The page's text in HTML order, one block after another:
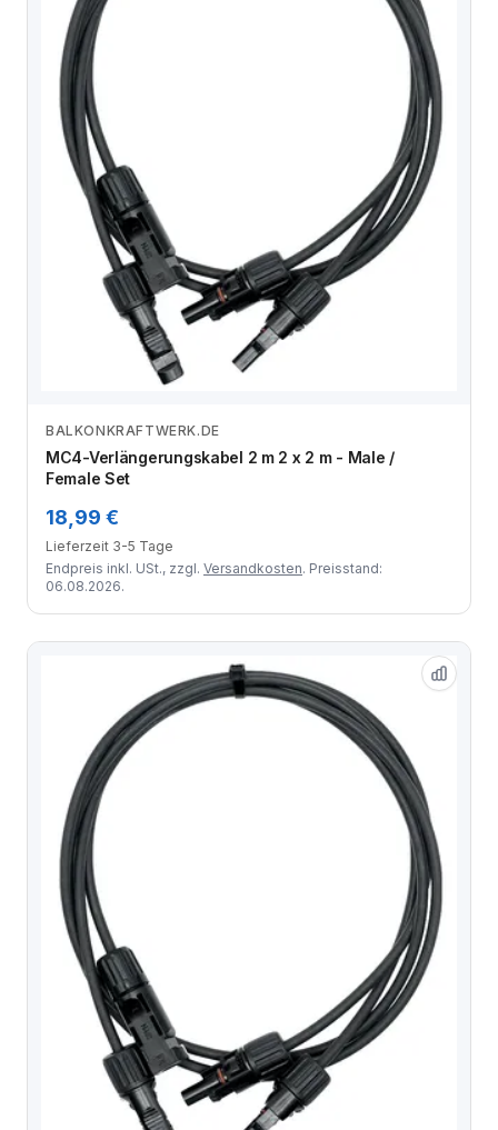
Zum Angebot
BALKONKRAFTWERK.DE
MC4-Verlängerungskabel 2 m 2 x 2 m - Male /
Female Set
18,99 €
Lieferzeit 3-5 Tage
Endpreis inkl. USt., zzgl. Versandkosten. Preisstand:
06.08.2026.